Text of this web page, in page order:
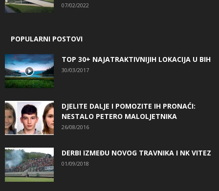
07/02/2022
POPULARNI POSTOVI
TOP 30+ NAJATRAKTIVNIJIH LOKACIJA U BIH
30/03/2017
DJELITE DALJE I POMOZITE IH PRONAĆI:
NESTALO PETERO MALOLJETNIKA
26/08/2016
DERBI IZMEĐU NOVOG TRAVNIKA I NK VITEZ
01/09/2018